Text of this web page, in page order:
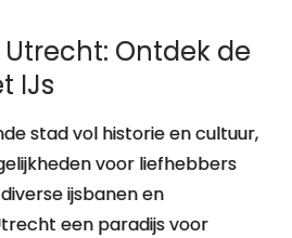
Ontdek de
IJs
stad vol historie en cultuur,
voor liefhebbers
ijsbanen en
een paradijs voor